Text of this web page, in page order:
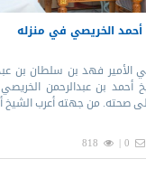
أحمد الخريصي في منزله
فهد بن سلطان بن
أحمد بن عبدالرحمن
صحته. من جهته أعرب الشيخ
0 |
818